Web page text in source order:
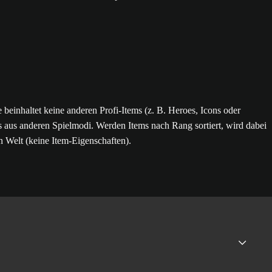
keine anderen Profi-Items (z. B. Heroes, Icons oder
anderen Spielmodi. Werden Items nach Rang sortiert, wird dabei
Welt (keine Item-Eigenschaften).